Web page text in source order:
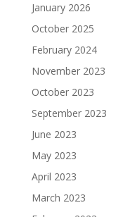
January 2026
October 2025
February 2024
November 2023
October 2023
September 2023
June 2023
May 2023
April 2023
March 2023